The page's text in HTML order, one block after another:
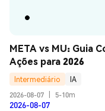
META vs MU: Guia
Ações para 2026
Intermediário
IA
2026-08-07
5-10m
2026-08-07